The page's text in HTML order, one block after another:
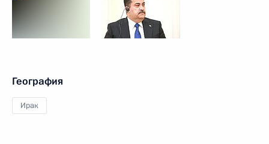
География
Ирак